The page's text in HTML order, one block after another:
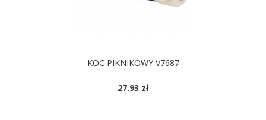
KOC PIKNIKOWY V7687
27.93 zł